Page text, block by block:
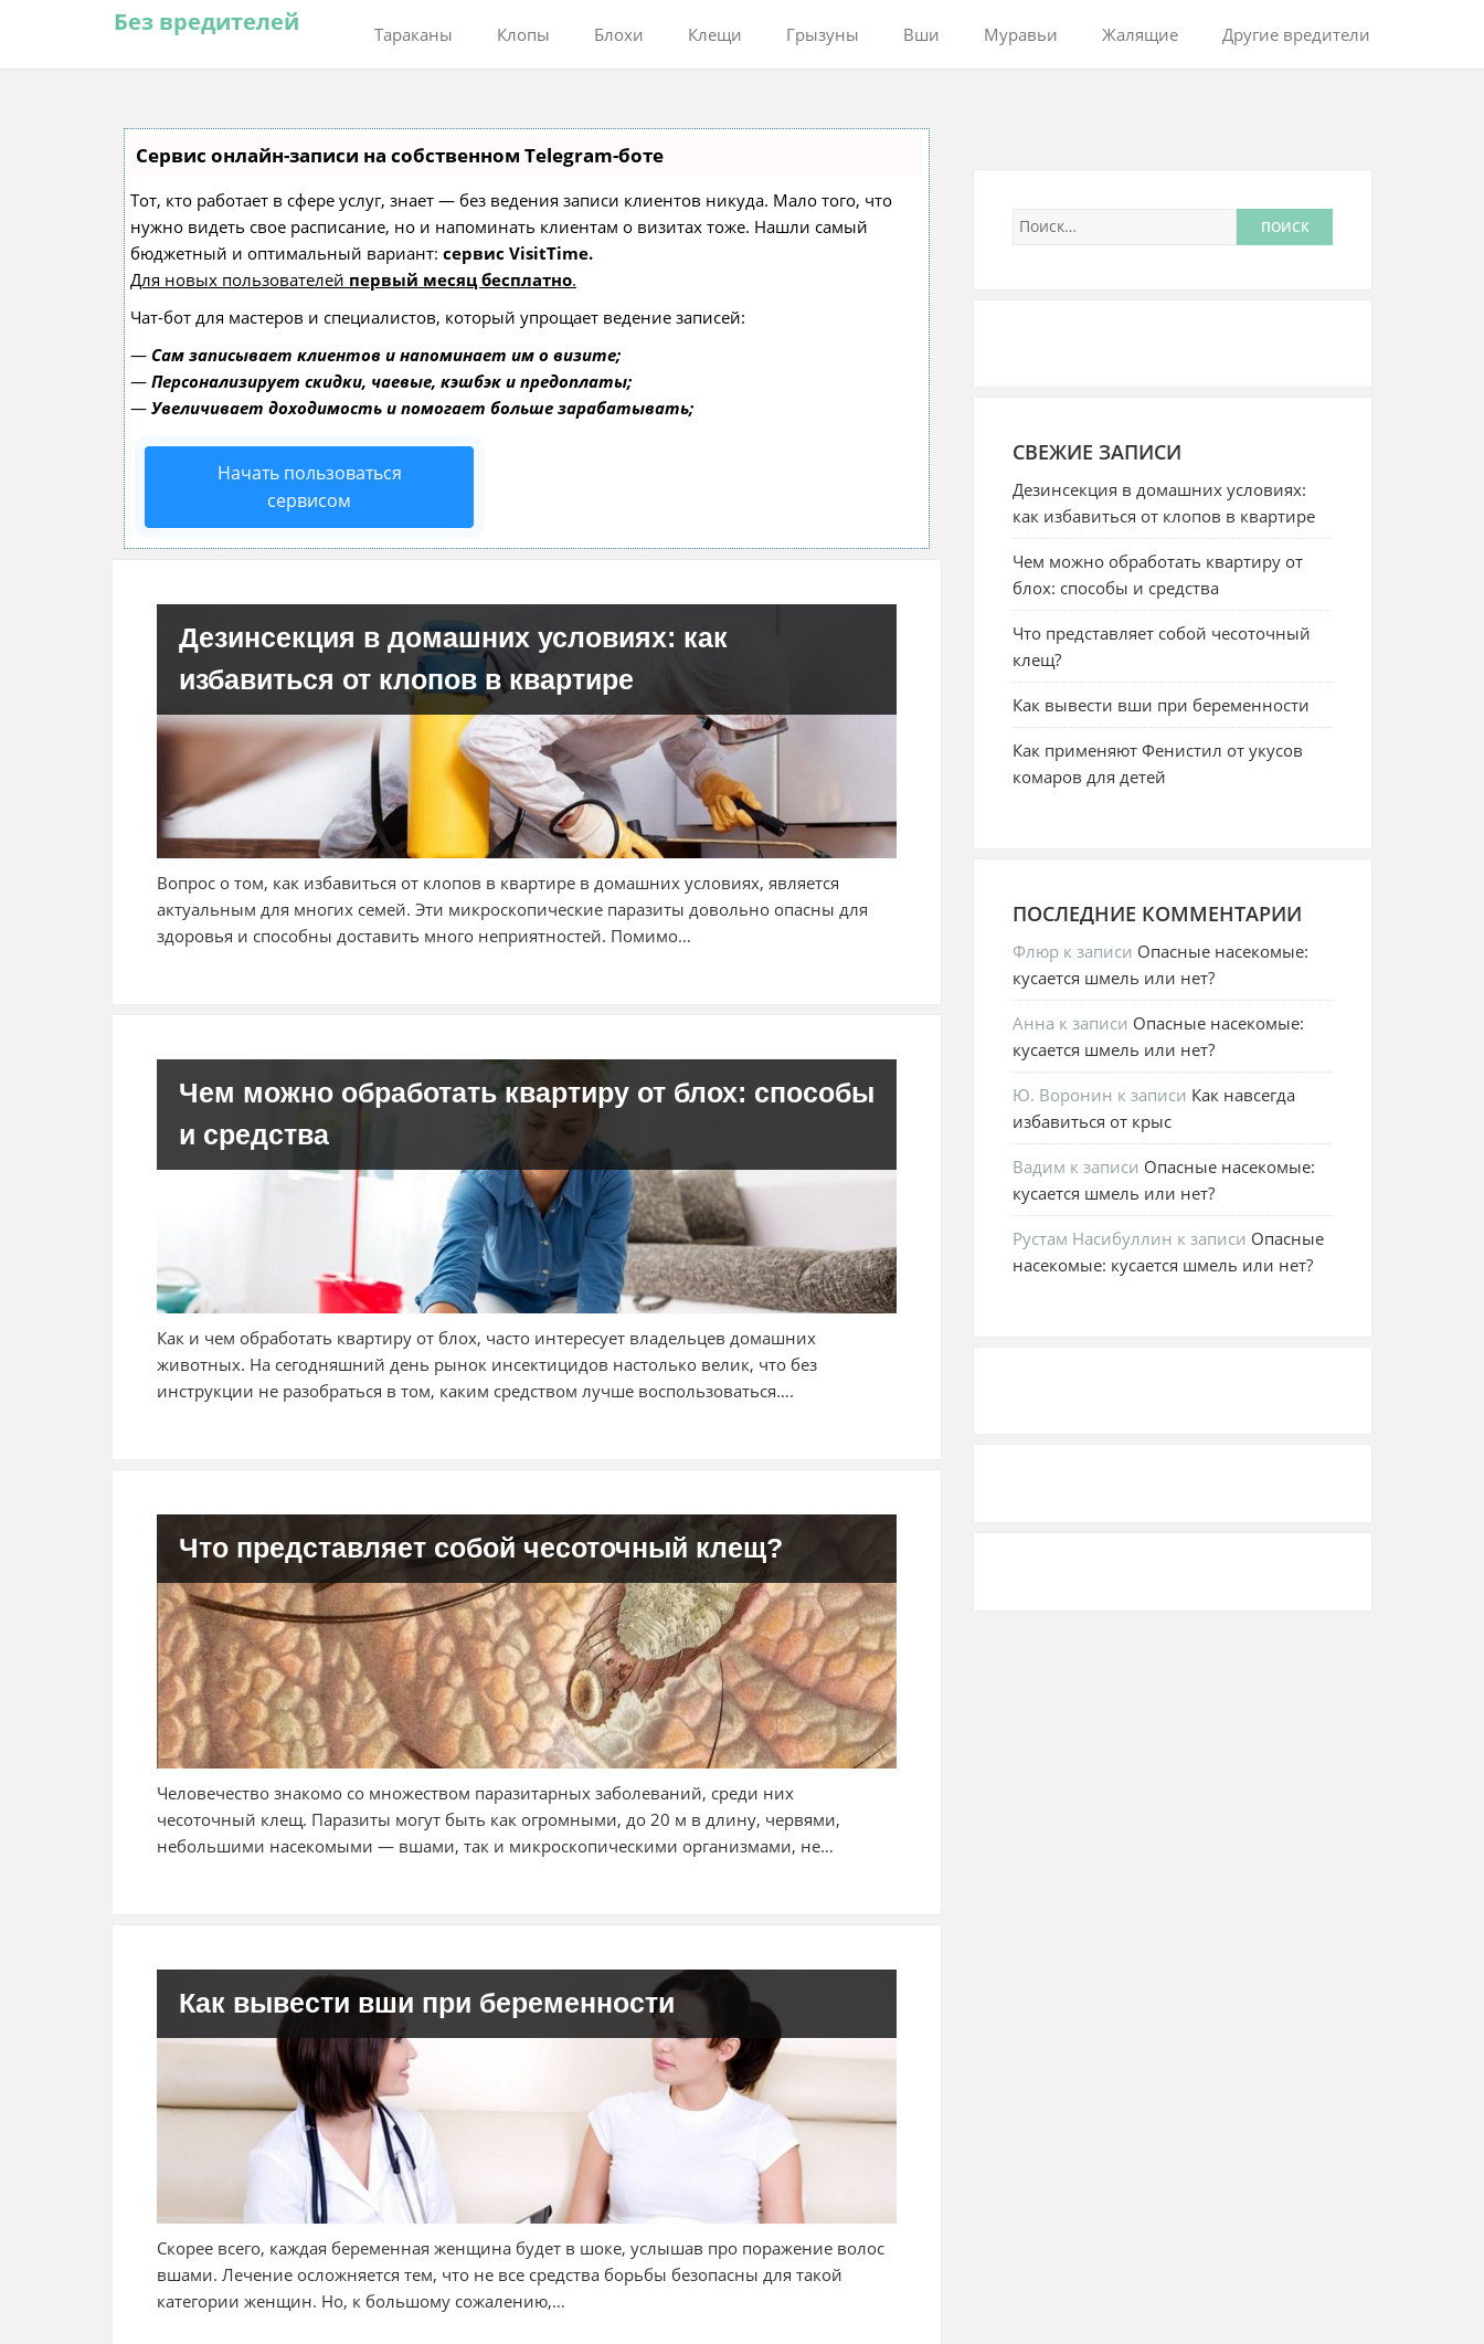
Без вредителей Тараканы Клопы Блохи Клещи Грызуны Вши Муравьи Жалящие Другие вредители
Сервис онлайн-записи на собственном Telegram-боте
Тот, кто работает в сфере услуг, знает — без ведения записи клиентов никуда. Мало того, что
нужно видеть свое расписание, но и напоминать клиентам о визитах тоже. Нашли самый
бюджетный и оптимальный вариант: сервис VisitTime.
Для новых пользователей первый месяц бесплатно.
Чат-бот для мастеров и специалистов, который упрощает ведение записей:
— Сам записывает клиентов и напоминает им о визите;
— Персонализирует скидки, чаевые, кэшбэк и предоплаты;
— Увеличивает доходимость и помогает больше зарабатывать;
Начать пользоваться
сервисом
Дезинсекция в домашних условиях: как
избавиться от клопов в квартире
Вопрос о том, как избавиться от клопов в квартире в домашних условиях, является
актуальным для многих семей. Эти микроскопические паразиты довольно опасны для
здоровья и способны доставить много неприятностей. Помимо…
Чем можно обработать квартиру от блох: способы
и средства
Как и чем обработать квартиру от блох, часто интересует владельцев домашних
животных. На сегодняшний день рынок инсектицидов настолько велик, что без
инструкции не разобраться в том, каким средством лучше воспользоваться….
Что представляет собой чесоточный клещ?
Человечество знакомо со множеством паразитарных заболеваний, среди них
чесоточный клещ. Паразиты могут быть как огромными, до 20 м в длину, червями,
небольшими насекомыми — вшами, так и микроскопическими организмами, не…
Как вывести вши при беременности
Скорее всего, каждая беременная женщина будет в шоке, услышав про поражение волос
вшами. Лечение осложняется тем, что не все средства борьбы безопасны для такой
категории женщин. Но, к большому сожалению,…
СВЕЖИЕ ЗАПИСИ
Дезинсекция в домашних условиях:
как избавиться от клопов в квартире
Чем можно обработать квартиру от
блох: способы и средства
Что представляет собой чесоточный
клещ?
Как вывести вши при беременности
Как применяют Фенистил от укусов
комаров для детей
ПОСЛЕДНИЕ КОММЕНТАРИИ
Флюр к записи Опасные насекомые:
кусается шмель или нет?
Анна к записи Опасные насекомые:
кусается шмель или нет?
Ю. Воронин к записи Как навсегда
избавиться от крыс
Вадим к записи Опасные насекомые:
кусается шмель или нет?
Рустам Насибуллин к записи Опасные
насекомые: кусается шмель или нет?